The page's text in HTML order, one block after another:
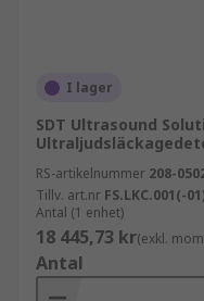
I lager
SDT Ultrasound
RS-artikelnummer 208-
Tillv. art.nr FS.LKC.001(-
Antal (1 enhet)
18 445,73 kr(exkl.
Antal